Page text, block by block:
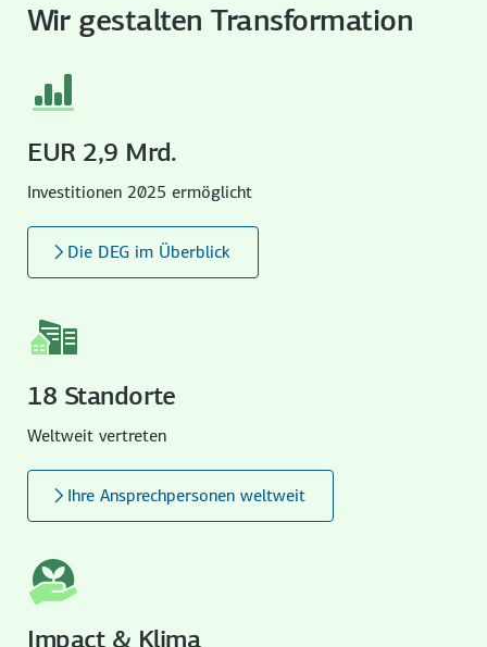
Wir gestalten Transformation
EUR 2,9 Mrd.
Investitionen 2025 ermöglicht
Die DEG im Überblick
18 Standorte
Weltweit vertreten
Ihre Ansprechpersonen weltweit
Impact & Klima